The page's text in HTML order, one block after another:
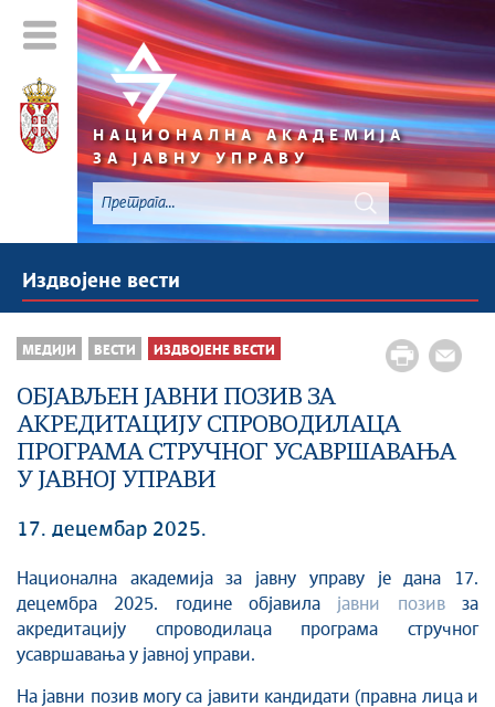
НАЦИОНАЛНА АКАДЕМИЈА
ЗА ЈАВНУ УПРАВУ
Издвојене вести
МЕДИЈИ ВЕСТИ ИЗДВОЈЕНЕ ВЕСТИ
ОБЈАВЉЕН ЈАВНИ ПОЗИВ ЗА
АКРЕДИТАЦИЈУ СПРОВОДИЛАЦА
ПРОГРАМА СТРУЧНОГ УСАВРШАВАЊА
У ЈАВНОЈ УПРАВИ
17. децембар 2025.
Национална академија за јавну управу је дана 17.
децембра 2025. године објавила јавни позивза
акредитацију спроводилаца програма стручног
усавршавања у јавној управи.
На јавни позив могу са јавити кандидати (правна лица и